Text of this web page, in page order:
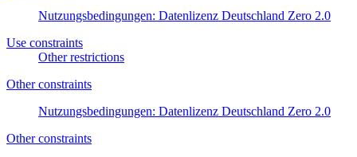
Nutzungsbedingungen: Datenlizenz Deutschland Zero 2.0
Use constraints
Other restrictions
Other constraints
Nutzungsbedingungen: Datenlizenz Deutschland Zero 2.0
Other constraints